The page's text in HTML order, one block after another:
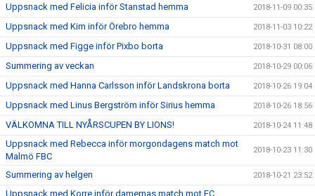
Uppsnack med Felicia inför Stanstad hemma 2018-11-09 00:35
Uppsnack med Kim inför Örebro hemma 2018-11-03 10:22
Uppsnack med Figge inför Pixbo borta 2018-10-31 08:00
Summering av veckan 2018-10-29 00:06
Uppsnack med Hanna Carlsson inför Landskrona borta 2018-10-26 19:04
Uppsnack med Linus Bergström inför Sirius hemma 2018-10-26 18:56
VÄLKOMNA TILL NYÅRSCUPEN BY LIONS! 2018-10-24 11:48
Uppsnack med Rebecca inför morgondagens match mot
Malmö FBC
2018-10-23 11:30
Summering av helgen 2018-10-21 23:52
Uppsnack med Korre inför damernas match mot FC